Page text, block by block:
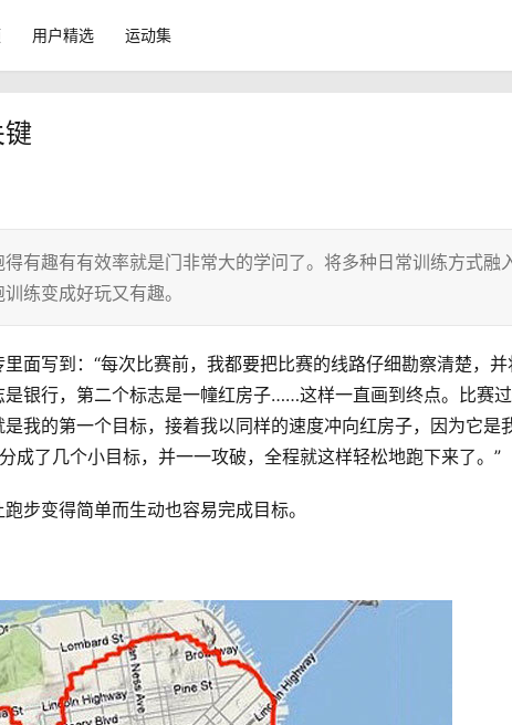
用户精选 运动集
有趣有有效率就是门非常大的学问了。将多种日常训练方式融
练变成好玩又有趣。
面写到：“每次比赛前，我都要把比赛的线路仔细勘察清楚，并
银行，第二个标志是一幢红房子……这样一直画到终点。比赛
我的第一个目标，接着我以同样的速度冲向红房子，因为它是
了几个小目标，并一一攻破，全程就这样轻松地跑下来了。”
步变得简单而生动也容易完成目标。